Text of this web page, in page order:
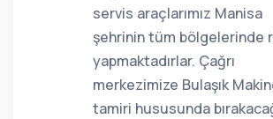
servis araçlarımız Manisa
şehrinin tüm bölgelerinde
yapmaktadırlar. Çağrı
merkezimize Bulaşık
tamiri hususunda